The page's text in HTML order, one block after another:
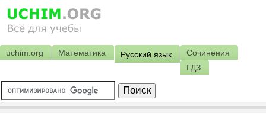
uchim.org Математика Русский язык
Сочинения
ГДЗ